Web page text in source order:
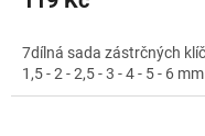
7dílná sada zástrčných
1,5 - 2 - 2,5 - 3 - 4 - 5 - 6 mm